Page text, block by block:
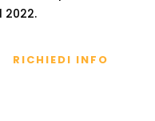
2022.
RICHIEDI INFO